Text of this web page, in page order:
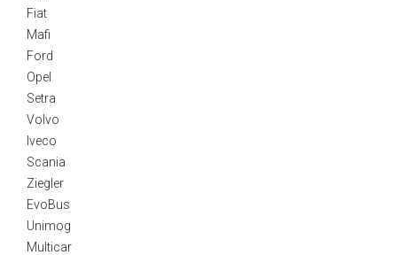
Fiat
Mafi
Ford
Opel
Setra
Volvo
Iveco
Scania
Ziegler
EvoBus
Unimog
Multicar